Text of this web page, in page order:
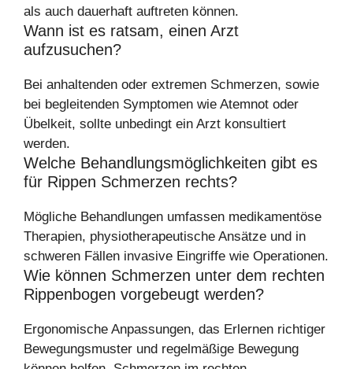
als auch dauerhaft auftreten können.
Wann ist es ratsam, einen Arzt
aufzusuchen?
Bei anhaltenden oder extremen Schmerzen, sowie
bei begleitenden Symptomen wie Atemnot oder
Übelkeit, sollte unbedingt ein Arzt konsultiert
werden.
Welche Behandlungsmöglichkeiten gibt es
für Rippen Schmerzen rechts?
Mögliche Behandlungen umfassen medikamentöse
Therapien, physiotherapeutische Ansätze und in
schweren Fällen invasive Eingriffe wie Operationen.
Wie können Schmerzen unter dem rechten
Rippenbogen vorgebeugt werden?
Ergonomische Anpassungen, das Erlernen richtiger
Bewegungsmuster und regelmäßige Bewegung